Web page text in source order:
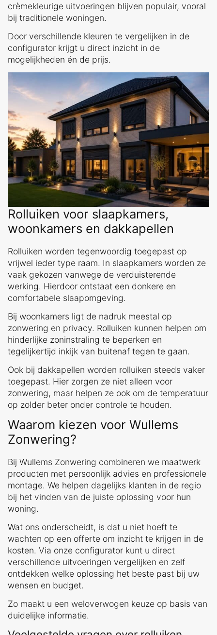
crèmekleurige uitvoeringen blijven populair, vooral
bij traditionele woningen.
Door verschillende kleuren te vergelijken in de
configurator krijgt u direct inzicht in de
mogelijkheden én de prijs.
Rolluiken voor slaapkamers,
woonkamers en dakkapellen
Rolluiken worden tegenwoordig toegepast op
vrijwel ieder type raam. In slaapkamers worden ze
vaak gekozen vanwege de verduisterende
werking. Hierdoor ontstaat een donkere en
comfortabele slaapomgeving.
Bij woonkamers ligt de nadruk meestal op
zonwering en privacy. Rolluiken kunnen helpen om
hinderlijke zoninstraling te beperken en
tegelijkertijd inkijk van buitenaf tegen te gaan.
Ook bij dakkapellen worden rolluiken steeds vaker
toegepast. Hier zorgen ze niet alleen voor
zonwering, maar helpen ze ook om de temperatuur
op zolder beter onder controle te houden.
Waarom kiezen voor Wullems
Zonwering?
Bij Wullems Zonwering combineren we maatwerk
producten met persoonlijk advies en professionele
montage. We helpen dagelijks klanten in de regio
bij het vinden van de juiste oplossing voor hun
woning.
Wat ons onderscheidt, is dat u niet hoeft te
wachten op een offerte om inzicht te krijgen in de
kosten. Via onze configurator kunt u direct
verschillende uitvoeringen vergelijken en zelf
ontdekken welke oplossing het beste past bij uw
wensen en budget.
Zo maakt u een weloverwogen keuze op basis van
duidelijke informatie.